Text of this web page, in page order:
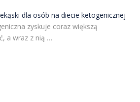
dla osób na diecie ketogenicznej
zyskuje coraz większą
a wraz z nią …